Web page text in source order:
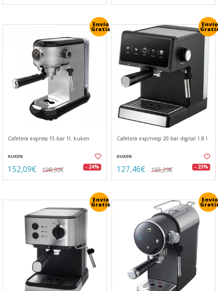
Envío
Gratis
Cafetera express 15 bar 1l. kuken
KUKEN
152,09€ 198,93€ - 24%
Envío
Cafetera exp/nesp 20 bar digital 1.8 l.
KUKEN
127,46€ 165,29€ - 23%
Envío
Gratis
Envío